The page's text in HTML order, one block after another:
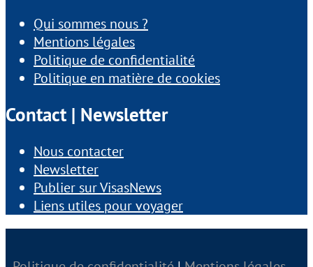
Qui sommes nous ?
Mentions légales
Politique de confidentialité
Politique en matière de cookies
Contact | Newsletter
Nous contacter
Newsletter
Publier sur VisasNews
Liens utiles pour voyager